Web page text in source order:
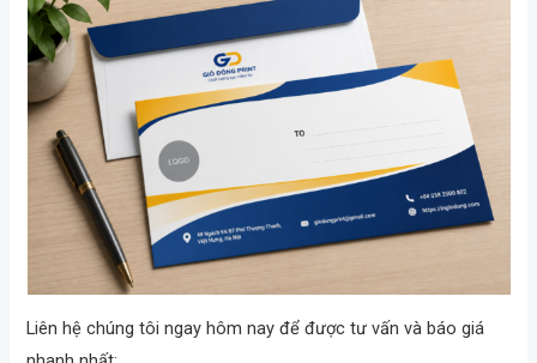
Liên hệ chúng tôi ngay hôm nay để được tư vấn và báo giá